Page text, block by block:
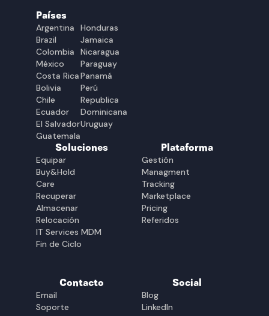
Países
Argentina
Brazil
Colombia
México
Costa Rica
Bolivia
Chile
Ecuador
El Salvador
Guatemala
Honduras
Jamaica
Nicaragua
Paraguay
Panamá
Perú
Republica
Dominicana
Uruguay
Soluciones
Equipar
Buy&Hold
Care
Recuperar
Almacenar
Relocación
IT Services MDM
Fin de Ciclo
Plataforma
Gestión
Managment
Tracking
Marketplace
Pricing
Referidos
Contacto
Email
Soporte
Social
Blog
LinkedIn